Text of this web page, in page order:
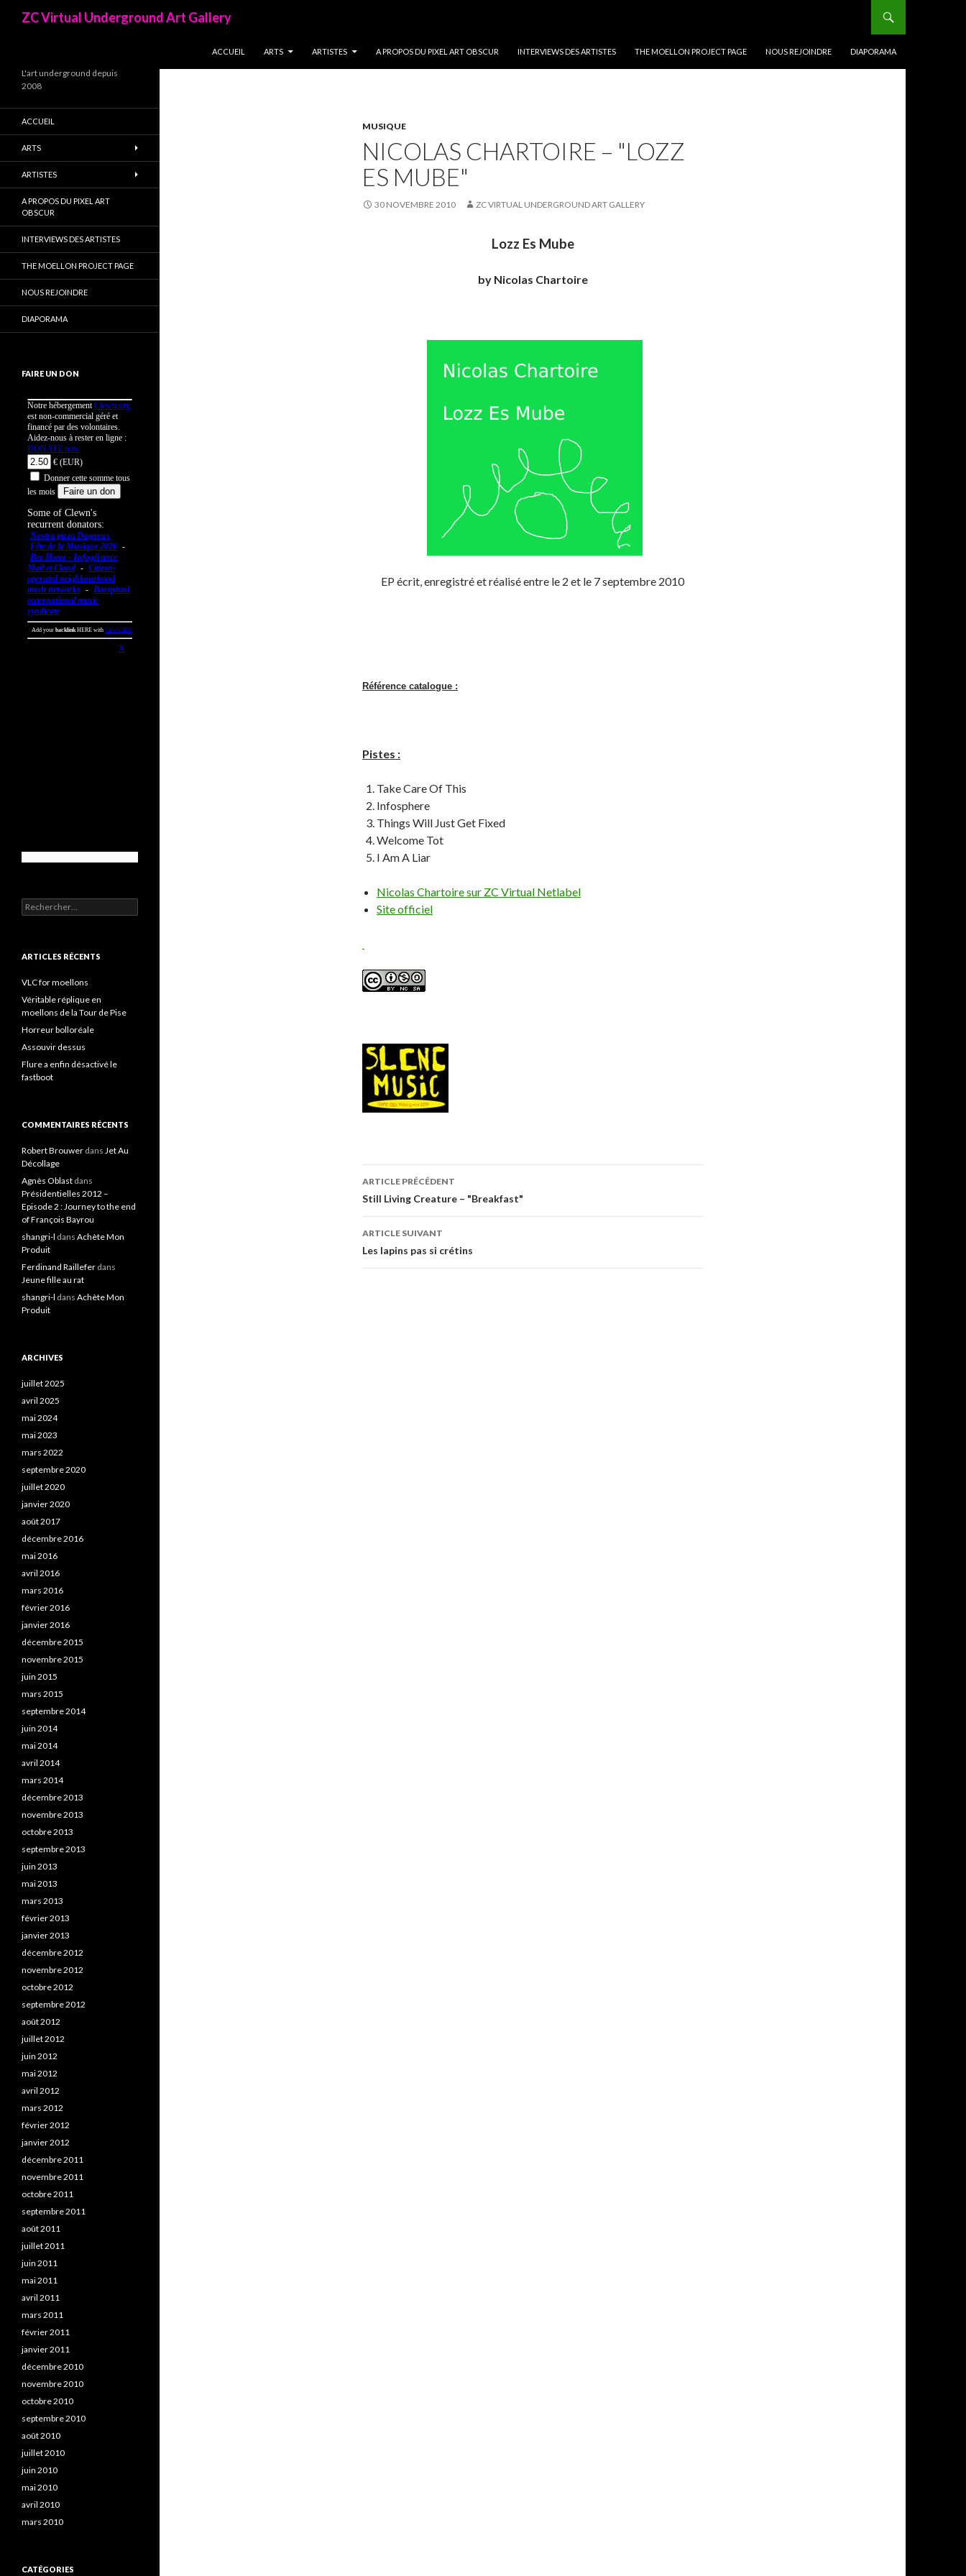
ZC Virtual Underground Art Gallery
ACCUEIL
ARTS ARTISTES A PROPOS DU PIXEL ART OBSCUR INTERVIEWS DES ARTISTES THE MOELLON PROJECT PAGE NOUS REJOINDRE DIAPORAMA
MUSIQUE
NICOLAS CHARTOIRE – "LOZZ
ES MUBE"
30 NOVEMBRE 2010 ZC VIRTUAL UNDERGROUND ART GALLERY
Lozz Es Mube
by Nicolas Chartoire
EP écrit, enregistré et réalisé entre le 2 et le 7 septembre 2010
Référence catalogue :
Pistes :
Take Care Of This
Infosphere
Things Will Just Get Fixed
Welcome Tot
I Am A Liar
Nicolas Chartoire sur ZC Virtual Netlabel
Site officiel
Navigation
de
l’article
ARTICLE PRÉCÉDENT
Still Living Creature – "Breakfast"
ARTICLE SUIVANT
Les lapins pas si crétins
L'art underground depuis
2008
ACCUEIL
ARTS
ARTISTES
A PROPOS DU PIXEL ART
OBSCUR
INTERVIEWS DES ARTISTES
THE MOELLON PROJECT PAGE
NOUS REJOINDRE
DIAPORAMA
FAIRE UN DON
Rechercher :
ARTICLES RÉCENTS
VLC for moellons
Véritable réplique en
moellons de la Tour de Pise
Horreur bolloréale
Assouvir dessus
Flure a enfin désactivé le
fastboot
COMMENTAIRES RÉCENTS
Robert Brouwer dans Jet Au
Décollage
Agnès Oblast dans
Présidentielles 2012 –
Episode 2 : Journey to the end
of François Bayrou
shangri-l dans Achète Mon
Produit
Ferdinand Raillefer dans
Jeune fille au rat
shangri-l dans Achète Mon
Produit
ARCHIVES
juillet 2025
avril 2025
mai 2024
mai 2023
mars 2022
septembre 2020
juillet 2020
janvier 2020
août 2017
décembre 2016
mai 2016
avril 2016
mars 2016
février 2016
janvier 2016
décembre 2015
novembre 2015
juin 2015
mars 2015
septembre 2014
juin 2014
mai 2014
avril 2014
mars 2014
décembre 2013
novembre 2013
octobre 2013
septembre 2013
juin 2013
mai 2013
mars 2013
février 2013
janvier 2013
décembre 2012
novembre 2012
octobre 2012
septembre 2012
août 2012
juillet 2012
juin 2012
mai 2012
avril 2012
mars 2012
février 2012
janvier 2012
décembre 2011
novembre 2011
octobre 2011
septembre 2011
août 2011
juillet 2011
juin 2011
mai 2011
avril 2011
mars 2011
février 2011
janvier 2011
décembre 2010
novembre 2010
octobre 2010
septembre 2010
août 2010
juillet 2010
juin 2010
mai 2010
avril 2010
mars 2010
CATÉGORIES